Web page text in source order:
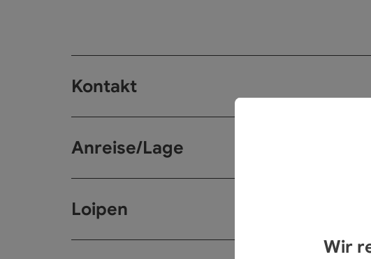
Kontakt
Anreise/Lage
Loipen
Wir